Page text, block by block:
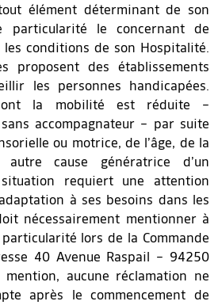
tout élément déterminant de son
le concernant de
conditions de son Hospitalité.
proposent des établissements
les personnes handicapées.
la mobilité est réduite –
accompagnateur – par suite
ou motrice, de l’âge, de la
cause génératrice d’un
requiert une attention
à ses besoins dans les
nécessairement mentionner à
particularité lors de la Commande
40 Avenue Raspail – 94250
mention, aucune réclamation ne
après le commencement de